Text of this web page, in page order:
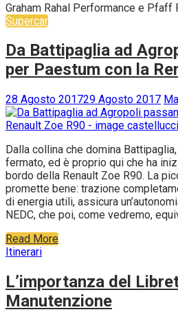
Graham Rahal Performance e Pfaff
Supercar
Da Battipaglia ad
per Paestum con la
28 Agosto 201729 Agosto 2017
Dalla collina che domina
fermato, ed è proprio qui che ha
bordo della Renault Zoe R90. La
promette bene: trazione
di energia utili, assicura
NEDC, che poi, come vedremo,
Read More
Itinerari
L’importanza del
Manutenzione